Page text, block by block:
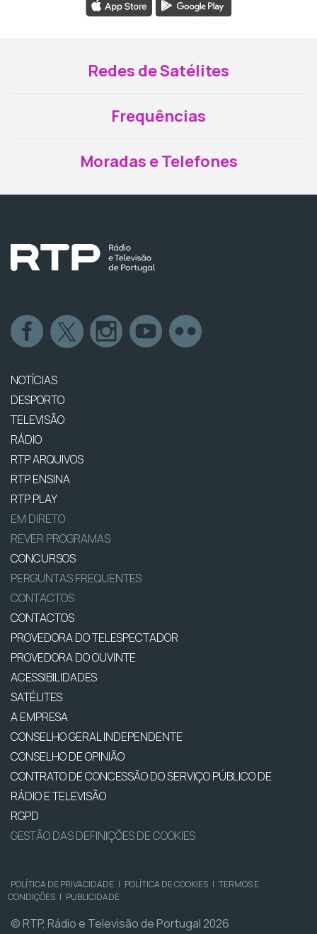
Redes de Satélites
Frequências
Moradas e Telefones
NOTÍCIAS
DESPORTO
TELEVISÃO
RÁDIO
RTP ARQUIVOS
RTP ENSINA
RTP PLAY
EM DIRETO
REVER PROGRAMAS
CONCURSOS
PERGUNTAS FREQUENTES
CONTACTOS
CONTACTOS
PROVEDORA DO TELESPECTADOR
PROVEDORA DO OUVINTE
ACESSIBILIDADES
SATÉLITES
A EMPRESA
CONSELHO GERAL INDEPENDENTE
CONSELHO DE OPINIÃO
CONTRATO DE CONCESSÃO DO SERVIÇO PÚBLICO DE
RÁDIO E TELEVISÃO
RGPD
GESTÃO DAS DEFINIÇÕES DE COOKIES
POLÍTICA DE PRIVACIDADE | POLÍTICA DE COOKIES | TERMOS E
CONDIÇÕES | PUBLICIDADE
© RTP, Rádio e Televisão de Portugal 2026